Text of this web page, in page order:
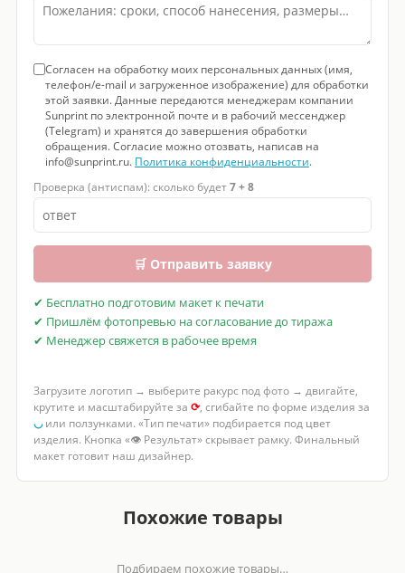
Согласен на обработку моих персональных данных (имя,
телефон/e-mail и загруженное изображение) для обработки
этой заявки. Данные передаются менеджерам компании
Sunprint по электронной почте и в рабочий мессенджер
(Telegram) и хранятся до завершения обработки
обращения. Согласие можно отозвать, написав на
info@sunprint.ru. Политика конфиденциальности.
Проверка (антиспам): сколько будет7 + 8
🛒 Отправить заявку
✔ Бесплатно подготовим макет к печати
✔ Пришлём фотопревью на согласование до тиража
✔ Менеджер свяжется в рабочее время
Загрузите логотип → выберите ракурс под фото → двигайте,
крутите и масштабируйте за ⟳, сгибайте по форме изделия за
◡или ползунками. «Тип печати» подбирается под цвет
изделия. Кнопка «👁 Результат» скрывает рамку. Финальный
макет готовит наш дизайнер.
Похожие товары
Подбираем похожие товары…